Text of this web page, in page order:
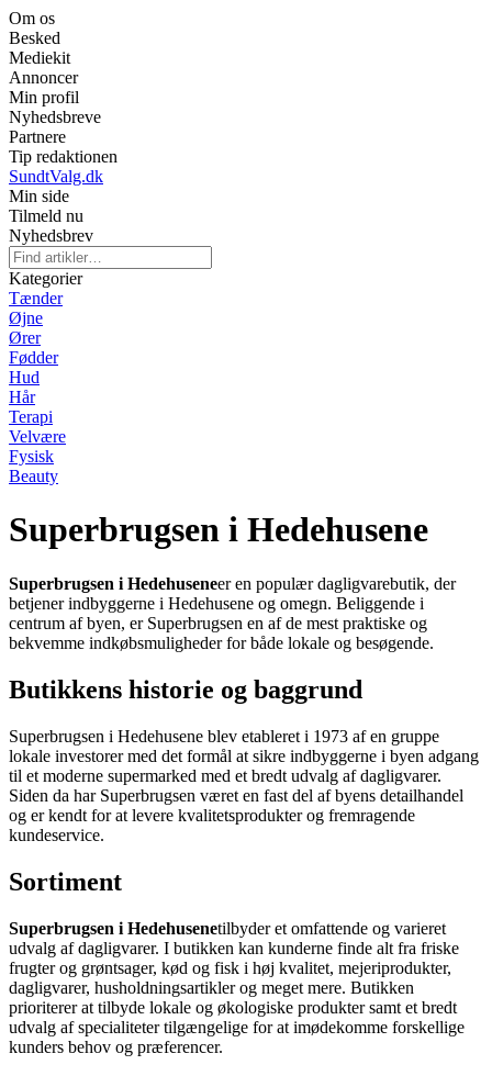
Om os
Besked
Mediekit
Annoncer
Min profil
Nyhedsbreve
Partnere
Tip redaktionen
SundtValg.dk
Min side
Tilmeld nu
Nyhedsbrev
Kategorier
Tænder
Øjne
Ører
Fødder
Hud
Hår
Terapi
Velvære
Fysisk
Beauty
Superbrugsen i Hedehusene
Superbrugsen i Hedehuseneer en populær dagligvarebutik, der
betjener indbyggerne i Hedehusene og omegn. Beliggende i
centrum af byen, er Superbrugsen en af de mest praktiske og
bekvemme indkøbsmuligheder for både lokale og besøgende.
Butikkens historie og baggrund
Superbrugsen i Hedehusene blev etableret i 1973 af en gruppe
lokale investorer med det formål at sikre indbyggerne i byen adgang
til et moderne supermarked med et bredt udvalg af dagligvarer.
Siden da har Superbrugsen været en fast del af byens detailhandel
og er kendt for at levere kvalitetsprodukter og fremragende
kundeservice.
Sortiment
Superbrugsen i Hedehusenetilbyder et omfattende og varieret
udvalg af dagligvarer. I butikken kan kunderne finde alt fra friske
frugter og grøntsager, kød og fisk i høj kvalitet, mejeriprodukter,
dagligvarer, husholdningsartikler og meget mere. Butikken
prioriterer at tilbyde lokale og økologiske produkter samt et bredt
udvalg af specialiteter tilgængelige for at imødekomme forskellige
kunders behov og præferencer.